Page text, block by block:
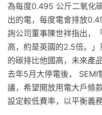
為每度0.495 公斤二氧化
出的電，每度電會排放
詢公司董事陳世祥指出，
高，約是英國的2.5倍。
的碳排比他國高，未來產
去年5月大停電後， SEMI
議，希望開放用電大戶條
設定較低費率，以平衡義